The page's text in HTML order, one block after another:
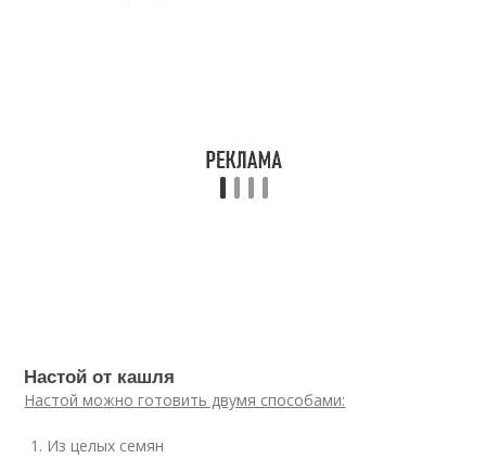
Настой от кашля
Настой можно готовить двумя способами:
Из целых семян